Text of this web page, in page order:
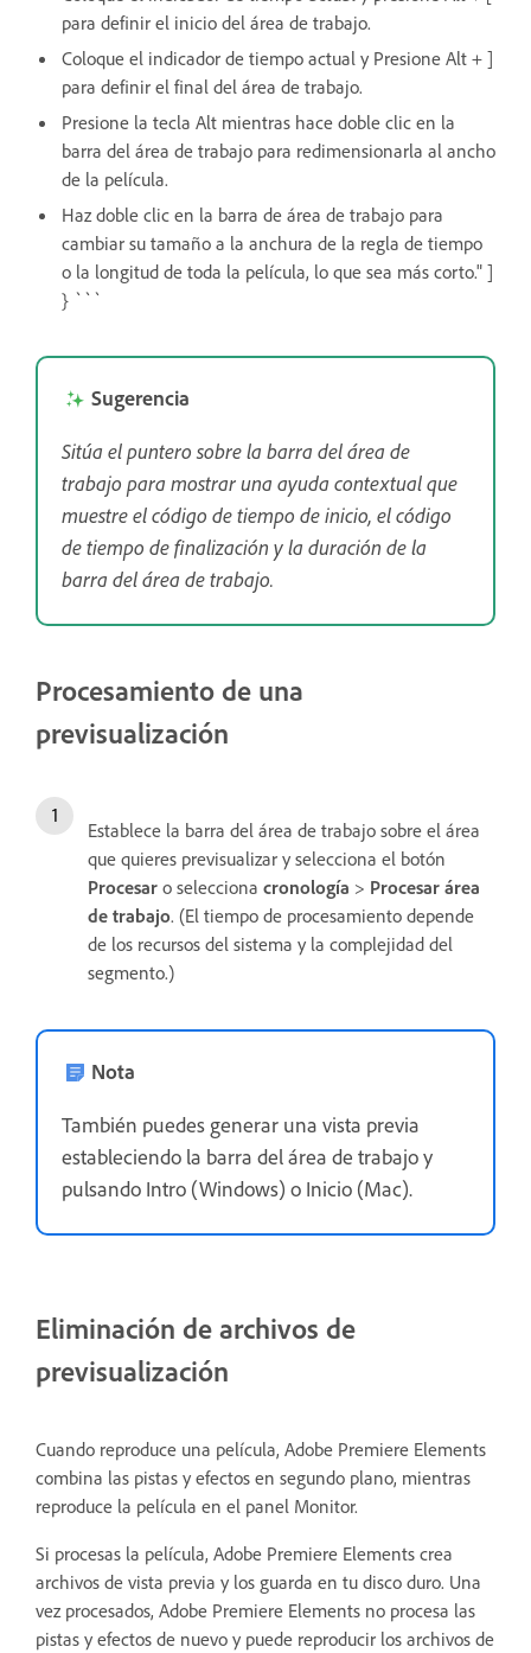
para definir el inicio del área de trabajo.
Coloque el indicador de tiempo actual y Presione Alt + ]
para definir el final del área de trabajo.
Presione la tecla Alt mientras hace doble clic en la
barra del área de trabajo para redimensionarla al ancho
de la película.
Haz doble clic en la barra de área de trabajo para
cambiar su tamaño a la anchura de la regla de tiempo
o la longitud de toda la película, lo que sea más corto." ]
} ```
Sugerencia
Sitúa el puntero sobre la barra del área de
trabajo para mostrar una ayuda contextual que
muestre el código de tiempo de inicio, el código
de tiempo de finalización y la duración de la
barra del área de trabajo.
Procesamiento de una
previsualización
Establece la barra del área de trabajo sobre el área
que quieres previsualizar y selecciona el botón
Procesar o selecciona cronología > Procesar área
de trabajo. (El tiempo de procesamiento depende
de los recursos del sistema y la complejidad del
segmento.)
Nota
También puedes generar una vista previa
estableciendo la barra del área de trabajo y
pulsando Intro (Windows) o Inicio (Mac).
Eliminación de archivos de
previsualización
Cuando reproduce una película, Adobe Premiere Elements
combina las pistas y efectos en segundo plano, mientras
reproduce la película en el panel Monitor.
Si procesas la película, Adobe Premiere Elements crea
archivos de vista previa y los guarda en tu disco duro. Una
vez procesados, Adobe Premiere Elements no procesa las
pistas y efectos de nuevo y puede reproducir los archivos de